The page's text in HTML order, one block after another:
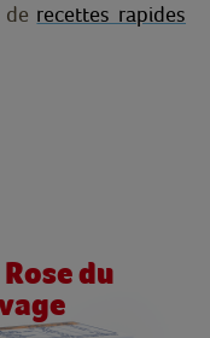
de recettes rapides
du